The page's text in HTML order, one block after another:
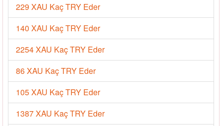
229 XAU Kaç TRY Eder
140 XAU Kaç TRY Eder
2254 XAU Kaç TRY Eder
86 XAU Kaç TRY Eder
105 XAU Kaç TRY Eder
1387 XAU Kaç TRY Eder